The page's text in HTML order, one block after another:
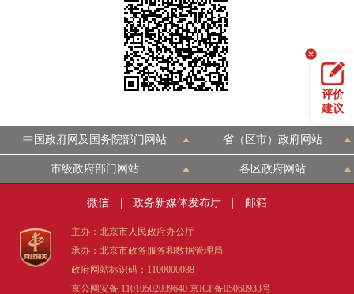
评价
建议
中国政府网及国务院部门网站 省（区市）政府网站
市级政府部门网站 各区政府网站
微信 政务新媒体发布厅 邮箱
主办：北京市人民政府办公厅
承办：北京市政务服务和数据管理局
政府网站标识码：1100000088
京公网安备 11010502039640 京ICP备05060933号